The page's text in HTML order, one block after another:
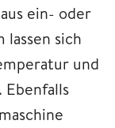
ein- oder
sich
und
Ebenfalls